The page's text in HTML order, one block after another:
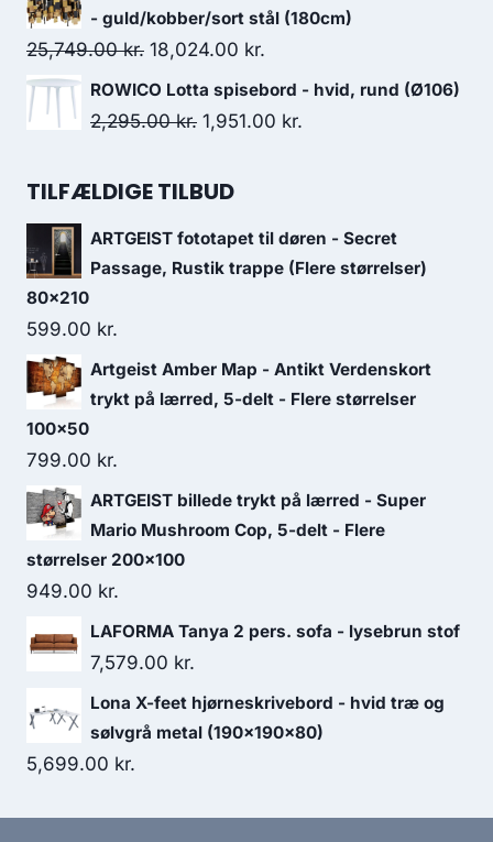
- guld/kobber/sort stål (180cm)
25,749.00kr. 18,024.00 kr.
ROWICO Lotta spisebord - hvid, rund (Ø106)
2,295.00kr. 1,951.00 kr.
TILFÆLDIGE TILBUD
ARTGEIST fototapet til døren - Secret
Passage, Rustik trappe (Flere størrelser)
80x210
599.00 kr.
Artgeist Amber Map - Antikt Verdenskort
trykt på lærred, 5-delt - Flere størrelser
100x50
799.00 kr.
ARTGEIST billede trykt på lærred - Super
Mario Mushroom Cop, 5-delt - Flere
størrelser 200x100
949.00 kr.
LAFORMA Tanya 2 pers. sofa - lysebrun stof
7,579.00 kr.
Lona X-feet hjørneskrivebord - hvid træ og
sølvgrå metal (190x190x80)
5,699.00 kr.